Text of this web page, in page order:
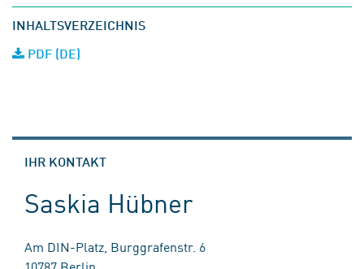
INHALTSVERZEICHNIS
PDF (DE)
IHR KONTAKT
Saskia Hübner
Am DIN-Platz, Burggrafenstr. 6